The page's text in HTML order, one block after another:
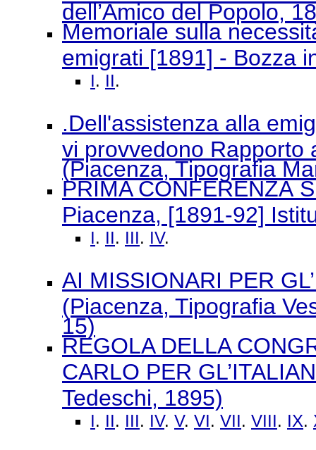
dell’Amico del Popolo,
Memoriale sulla
emigrati [1891] - Bozza
I. II.
.Dell'assistenza alla
vi provvedono Rapporto
(Piacenza, Tipografia
PRIMA CONFERENZA
Piacenza, [1891-92]
I. II. III. IV.
AI MISSIONARI PER
(Piacenza, Tipografia
15)
REGOLA DELLA
CARLO PER
Tedeschi, 1895)
I. II. III. IV. V. VI. VII. VIII. IX.